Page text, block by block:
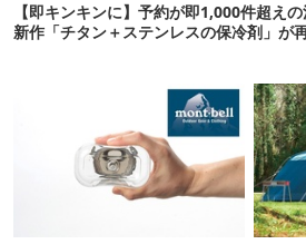
【即キンキンに】予約が即1,000件超え
新作「チタン＋ステンレスの保冷剤」が